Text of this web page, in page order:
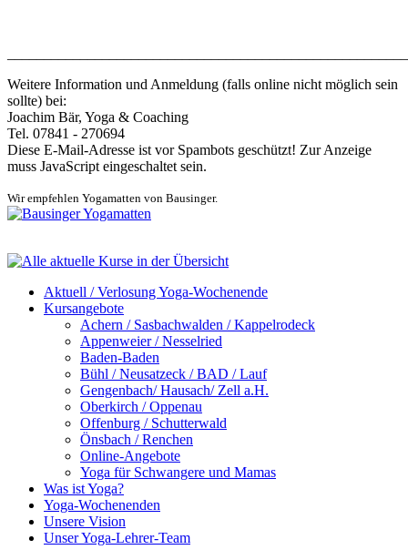
Weitere Information und Anmeldung (falls online nicht möglich sein
sollte) bei:
Joachim Bär, Yoga & Coaching
Tel. 07841 - 270694
Diese E-Mail-Adresse ist vor Spambots geschützt! Zur Anzeige
muss JavaScript eingeschaltet sein.
Wir empfehlen Yogamatten von Bausinger.
Aktuell / Verlosung Yoga-Wochenende
Kursangebote
Achern / Sasbachwalden / Kappelrodeck
Appenweier / Nesselried
Baden-Baden
Bühl / Neusatzeck / BAD / Lauf
Gengenbach/ Hausach/ Zell a.H.
Oberkirch / Oppenau
Offenburg / Schutterwald
Önsbach / Renchen
Online-Angebote
Yoga für Schwangere und Mamas
Was ist Yoga?
Yoga-Wochenenden
Unsere Vision
Unser Yoga-Lehrer-Team